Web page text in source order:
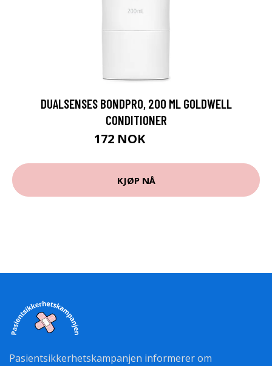
DUALSENSES BONDPRO, 200 ML GOLDWELL
CONDITIONER
172 NOK
KJØP NÅ
Pasientsikkerhetskampanjen informerer om